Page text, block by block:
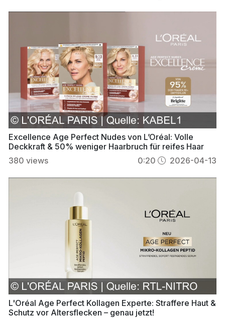
Excellence Age Perfect Nudes von L’Oréal: Volle
Deckkraft & 50% weniger Haarbruch für reifes Haar
380 views 0:20 2026-04-13
L'Oréal Age Perfect Kollagen Experte: Straffere Haut &
Schutz vor Altersflecken – genau jetzt!